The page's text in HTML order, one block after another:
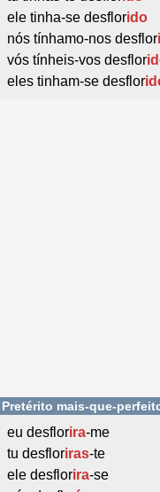
ele tinha-se desflorido
nós tínhamo-nos desflor
vós tínheis-vos desflor
eles tinham-se desflor
Pretérito mais-que-
eu desflorira-me
tu desfloriras-te
ele desflorira-se